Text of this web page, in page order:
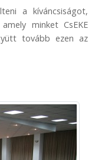
a kíváncsiságot,
minket CsEKE
tovább ezen az